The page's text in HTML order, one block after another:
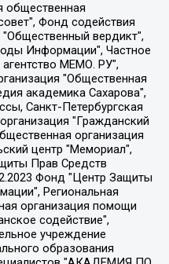
Автономная некоммерческая организация по реализации социально-правовых программ "Лилит", Дальневосточное общественное движение "Маяк", Санкт-Петербургская ЛГБТ-инициативная группа "Выход", Инициативная группа ЛГБТ+ "Реверс", Алексеев Андрей Викторович, Бекбулатова Таисия Львовна, Беляев Иван Михайлович, Владыкина Елена Сергеевна, Гельман Марат Александрович, Никульшина Вероника Юрьевна, Толоконникова Надежда Андреевна, Шендерович Виктор Анатольевич, Общество с ограниченной ответственностью "Данное сообщение", Общество с ограниченной ответственностью Издательский дом "Новая глава", Айнбиндер Александра Александровна, Московский комьюнити-центр для ЛГБТ+инициатив, Благотворительный фонд развития филантропии, Deutsche Welle (Германия, Kurt-Schumacher-Strasse 3, 53113 Bonn), Борзунова Мария Михайловна, Воробьев Виктор Викторович, Голубева Анна Львовна, Константинова Алла Михайловна, Малкова Ирина Владимировна, Мурадов Мурад Абдулгалимович, Осетинская Елизавета Николаевна, Понасенков Евгений Николаевич, Ганапольский Матвей Юрьевич, Киселев Евгений Алексеевич, Борухович Ирина Григорьевна, Дремин Иван Тимофеевич, Дубровский Дмитрий Викторович, Красноярская региональная общественная организация поддержки и развития альтернативных образовательных технологий и межкультурных коммуникаций "ИНТЕРРА", Маяковская Екатерина Алексеевна, Фейгин Марк Захарович, Филимонов Андрей Викторович, Дзугкоева Регина Николаевна, Доброхотов Роман Александрович, Дудь Юрий Александрович, Елкин Сергей Владимирович, Кругликов Кирилл Игоревич, Сабунаева Мария Леонидовна, Семенов Алексей Владимирович, Шаинян Карен Багратович, Шульман Екатерина Михайловна, Асафьев Артур Валерьевич, Вахштайн Виктор Семенович, Венедиктов Алексей Алексеевич, Лушникова Екатерина Евгеньевна, Волков Леонид Михайлович, Невзоров Александр Глебович, Пархоменко Сергей Борисович, Сироткин Ярослав Николаевич, Кара-Мурза Владимир Владимирович, Баранова Наталья Владимировна, Гозман Леонид Яковлевич, Кагарлицкий Борис Юльевич, Климарев Михаил Валерьевич, Милов Владимир Станиславович, Автономная некоммерческая организация Краснодарский центр современного искусства "Типография", Моргенштерн Алишер Тагирович, Соболь Любовь Эдуардовна, Общество с ограниченной ответственностью "ЛИЗА НОРМ", Каспаров Гарри Кимович, Ходорковский Михаил Борисович, Общество с ограниченной ответственностью "Апрельские тезисы", Данилович Ирина Брониславовна, Кашин Олег Владимирович, Петров Николай Владимирович, Пивоваров Алексей Владимирович, Соколов Михаил Владимирович, Цветкова Юлия Владимировна, Чичваркин Евгений Александрович, Комитет против пыток/Команда против пыток, Общество с ограниченной ответственностью "Первый научный", Общество с ограниченной ответственностью "Вертолет и ко", Белоцерковская Вероника Борисовна, Кац Максим Евгеньевич, Лазарева Татьяна Юрьевна, Шаведдинов Руслан Табризович, Яшин Илья Валерьевич, Общество с ограниченной ответственностью "Иноагент ААВ", Алешковский Дмитрий Петрович, Альбац Евгения Марковна, Быков Дмитрий Львович, Галямина Юлия Евгеньевна, Лойко Сергей Леонидович, Мартынов Кирилл Константинович, Медведев Сергей Александрович, Крашенинников Федор Геннадиевич, Гордеева Катерина Вл